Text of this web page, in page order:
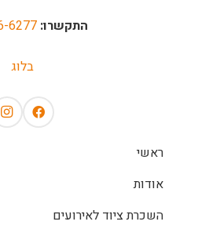
התקשרו: 6277
בלוג
ראשי
אודות
השכרת ציוד לאירועים